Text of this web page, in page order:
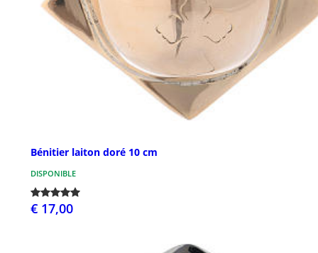
Bénitier laiton doré 10 cm
DISPONIBLE
€ 17,00